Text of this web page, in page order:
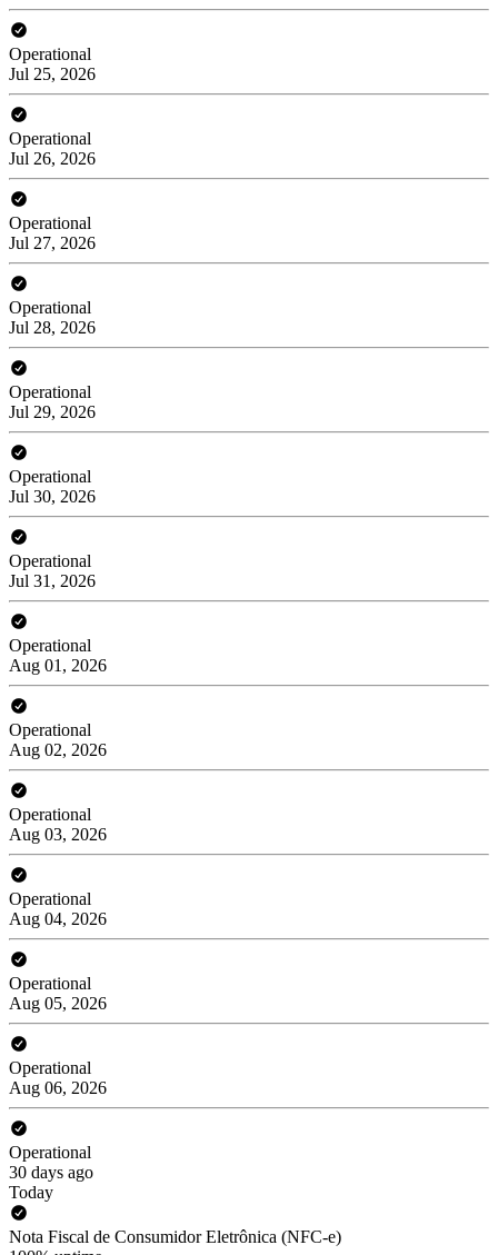
Operational
Jul 25, 2026
Operational
Jul 26, 2026
Operational
Jul 27, 2026
Operational
Jul 28, 2026
Operational
Jul 29, 2026
Operational
Jul 30, 2026
Operational
Jul 31, 2026
Operational
Aug 01, 2026
Operational
Aug 02, 2026
Operational
Aug 03, 2026
Operational
Aug 04, 2026
Operational
Aug 05, 2026
Operational
Aug 06, 2026
Operational
30 days ago
Today
Nota Fiscal de Consumidor Eletrônica (NFC-e)